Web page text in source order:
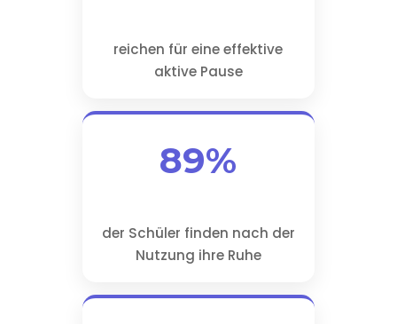
reichen für eine effektive
aktive Pause
89%
der Schüler finden nach der
Nutzung ihre Ruhe